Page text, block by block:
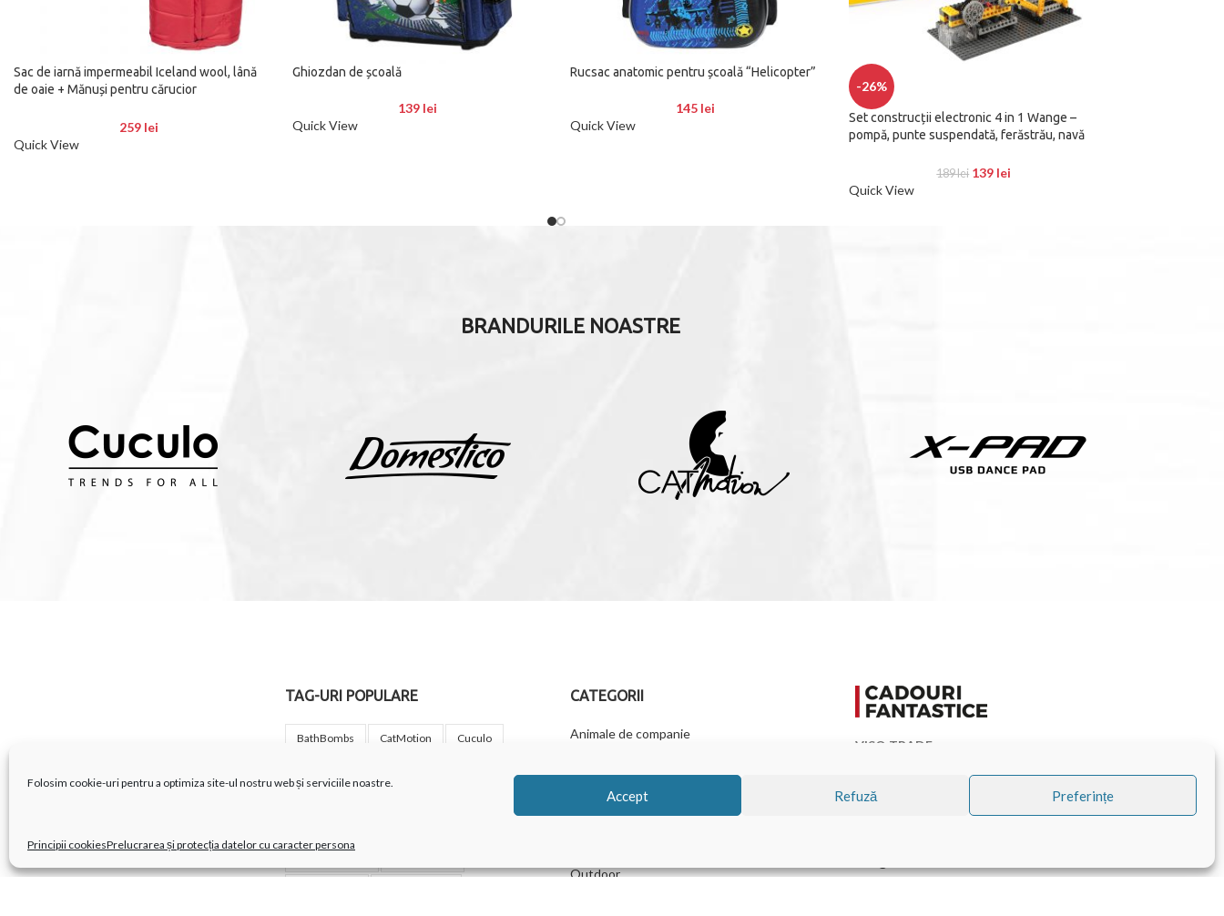
Folosim cookie-uri pentru a optimiza site-ul nostru web și serviciile noastre.
Accept Refuză Preferințe
Principii cookiesPrelucrarea și protecția datelor cu caracter persona
Sac de iarnă impermeabil Iceland wool, lână
de oaie + Mănuși pentru cărucior
259 lei
Quick View
Ghiozdan de școală
139 lei
Quick View
Rucsac anatomic pentru școală “Helicopter”
145 lei
Quick View
-26%
Set construcții electronic 4 in 1 Wange –
pompă, punte suspendată, ferăstrău, navă
189lei 139 lei
Quick View
BRANDURILE NOASTRE
TAG-URI POPULARE
BathBombs CatMotion Cuculo
CATEGORII
Animale de companie
Casa ta
Copii & Bebe
Creativitate
Outdoor
VISO TRADE s.r.o.
377 01 Jindřichův Hradec II